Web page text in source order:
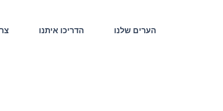
הערים שלנו הדריכו איתנו